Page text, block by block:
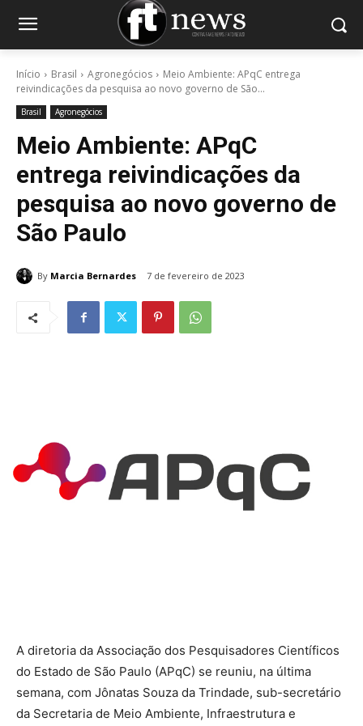
Início Brasil Agronegócios
Meio Ambiente: APqC entrega
reivindicações da pesquisa ao novo governo de São...
Brasil Agronegócios
Meio Ambiente: APqC
entrega reivindicações da
pesquisa ao novo governo de
São Paulo
By Marcia Bernardes 7 de fevereiro de 2023
A diretoria da Associação dos Pesquisadores Científicos
do Estado de São Paulo (APqC) se reuniu, na última
semana, com Jônatas Souza da Trindade, sub-secretário
da Secretaria de Meio Ambiente, Infraestrutura e